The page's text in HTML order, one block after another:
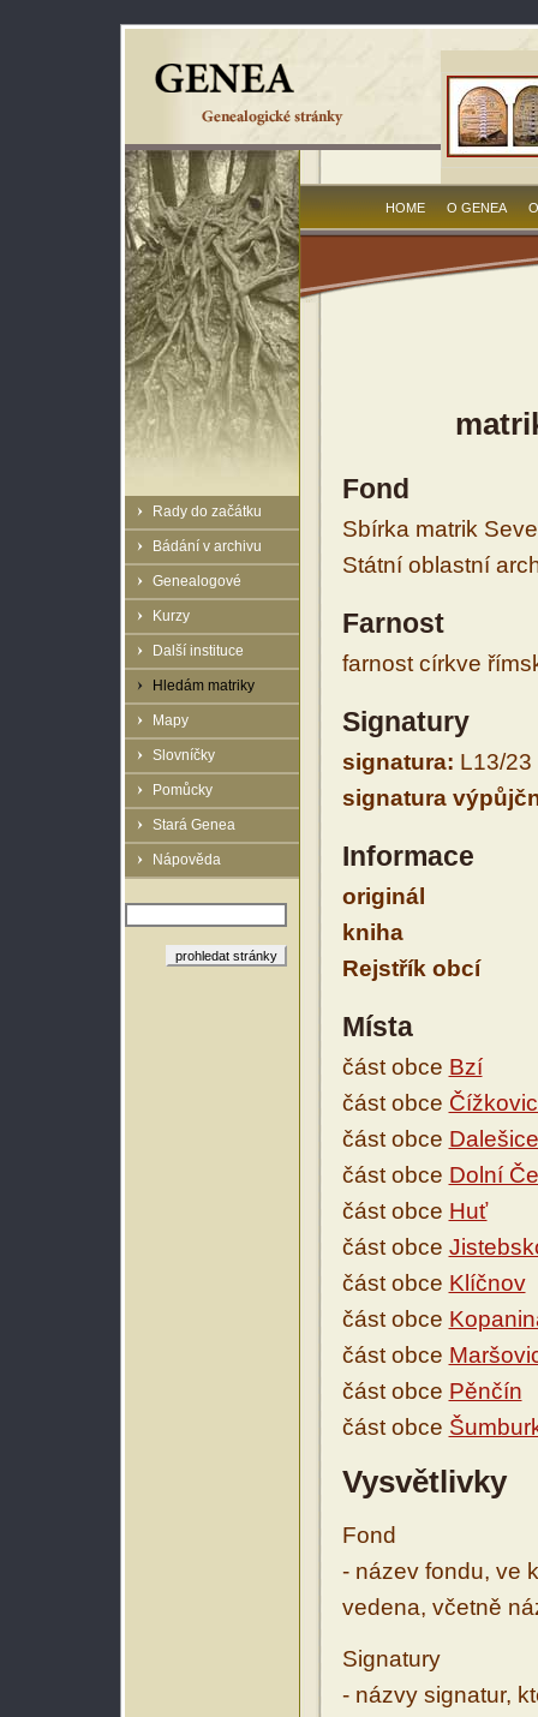
Rady do začátku
Bádání v archivu
Genealogové
Kurzy
Další instituce
Hledám matriky
Mapy
Slovníčky
Pomůcky
Stará Genea
Nápověda
HOME O GENEA
Fond
Sbírka matrik
Státní oblastní
Farnost
farnost církve
Signatury
signatura: L13/23
signatura
Informace
originál
kniha
Rejstřík obcí
Místa
část obce Bzí
část obce
část obce Dalešice
část obce Dolní
část obce Huť
část obce
část obce Klíčnov
část obce
část obce
část obce Pěnčín
část obce
Vysvětlivky
Fond
- název fondu, ve
vedena, včetně
Signatury
- názvy signatur,